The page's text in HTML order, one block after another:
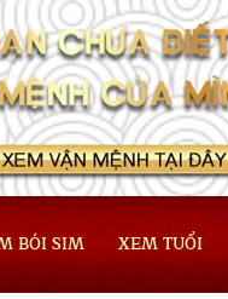
BÓI SIM XEM TUỔI